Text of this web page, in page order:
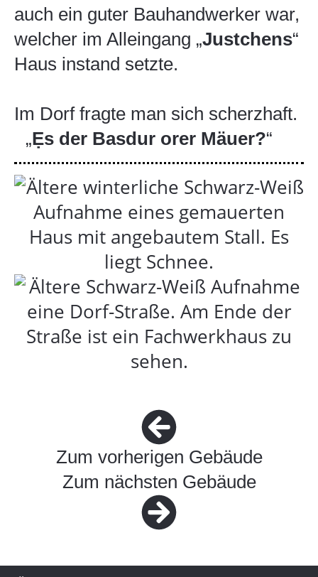
auch ein guter Bauhandwerker war,
welcher im Alleingang „Justchens“
Haus instand setzte.
Im Dorf fragte man sich scherzhaft.
„Ẹs der Basdur orer Mäuer?“
Zum vorherigen Gebäude
Zum nächsten Gebäude